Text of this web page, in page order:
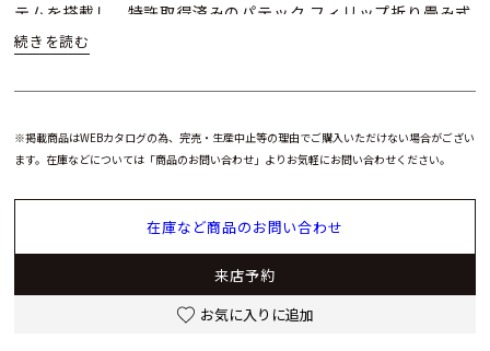
テムを搭載し、特許取得済みのパテック フィリップ折り畳み式
バックルにより、快適さと安全性が確保されています。
このニューモデルには、自動巻ムーブメント「キャリバー26-
ます。また、21金ゴールド製の中央ローターには、文字盤と同
います。
※掲載商品はWEBカタログの為、完売・生産中止等の理由でご購入いただけない場合がござい
ます。在庫などについては「商品のお問い合わせ」よりお気軽にお問い合わせください。
在庫など商品のお問い合わせ
来店予約
お気に入りに追加